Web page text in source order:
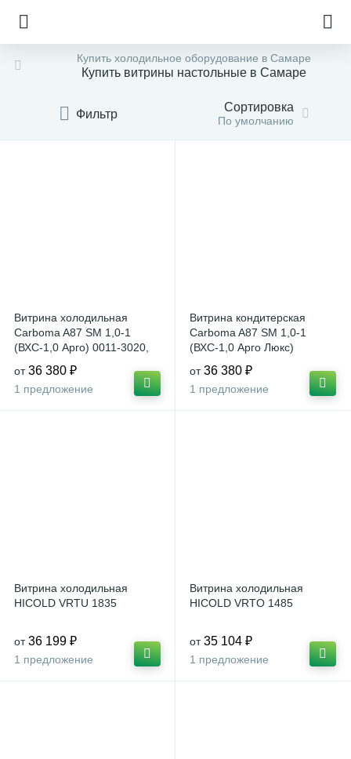
Купить холодильное оборудование в Самаре
Купить витрины настольные в Самаре
Фильтр Сортировка
По умолчанию
Витрина холодильная
Carboma A87 SM 1,0-1
(ВХС-1,0 Арго) 0011-3020,
от 36 380 ₽
1 предложение
Витрина кондитерская
Carboma A87 SM 1,0-1
(ВХС-1,0 Арго Люкс)
от 36 380 ₽
1 предложение
Витрина холодильная
HICOLD VRTU 1835
от 36 199 ₽
1 предложение
Витрина холодильная
HICOLD VRTO 1485
от 35 104 ₽
1 предложение